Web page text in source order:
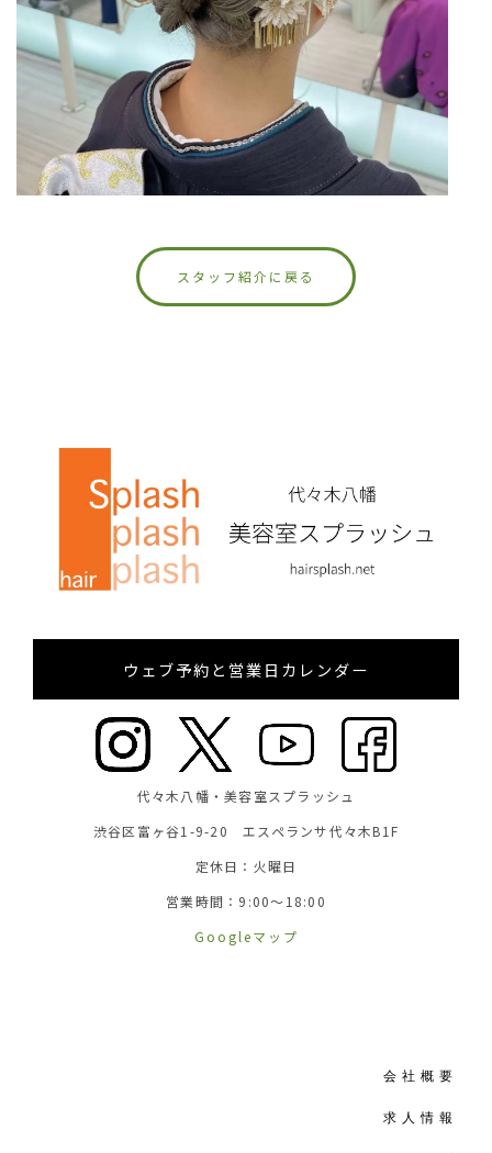
スタッフ紹介に戻る
ウェブ予約と営業日カレンダー
代々木八幡・美容室スプラッシュ
渋谷区富ヶ谷1-9-20 エスペランサ代々木B1F
定休日：火曜日
営業時間：9:00～18:00
Googleマップ
会社概要
求人情報